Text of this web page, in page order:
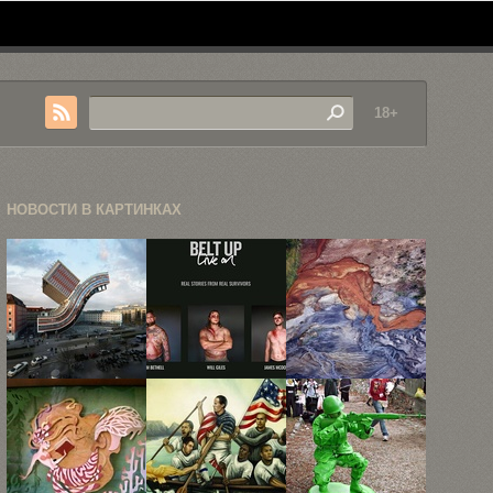
18+
НОВОСТИ В КАРТИНКАХ
88 вариантов
одного и
того ...
«Пристегнулся
— выжил»
«Индустриальные
шрамы», или
аэроснимки
загрязнения
...